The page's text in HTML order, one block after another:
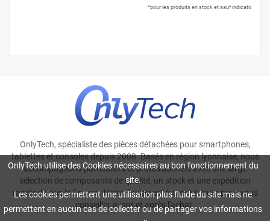
OnlyTech utilise des Cookies nécessaires au bon fonctionnement du
site.
Les cookies permettent une utilisation plus fluide du site mais ne
permettent en aucun cas de collecter ou de partager vos informations
*pour les produits en stock et sauf indication
OnlyTech, spécialiste des pièces détachées pour smartphones,
tablettes et consoles depuis 2008. Basés en région lyonnaise, nous
accompagnons particuliers et professionnels avec une large
sélection de composants de qualité, un stock et une expédition
rapide depuis la France. Notre équipe est à votre écoute pour vous
conseiller avant et après l'achat.